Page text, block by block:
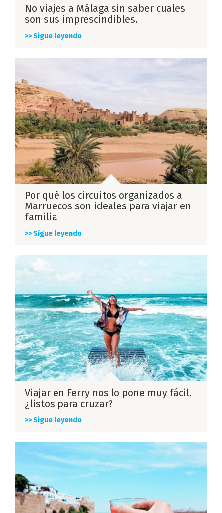
No viajes a Málaga sin saber cuales
son sus imprescindibles.
>> Sigue leyendo
Por qué los circuitos organizados a
Marruecos son ideales para viajar en
familia
>> Sigue leyendo
Viajar en Ferry nos lo pone muy fácil.
¿listos para cruzar?
>> Sigue leyendo